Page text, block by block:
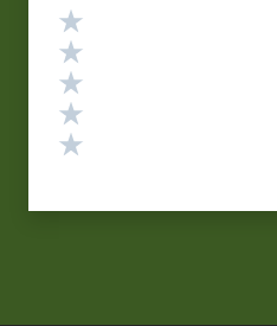
Valutazione